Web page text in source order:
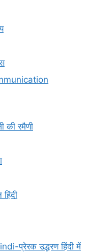
की रमैणी
प्रेरक उद्धरण हिंदी में